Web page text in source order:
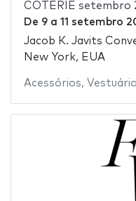
COTERIE setembro
De 9a 11 setembro
Jacob K. Javits
New York, EUA
Acessórios, Vestuário